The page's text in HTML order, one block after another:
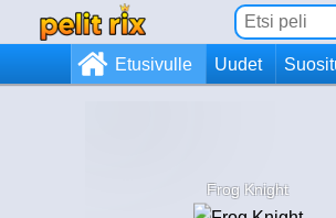
Etusivulle Uudet
Frog Knight